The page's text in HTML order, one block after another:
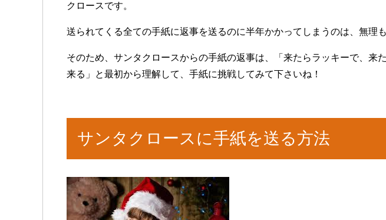
クロースです。
送られてくる全ての手紙に返事を送るのに半年かかってしまうのは、無理
そのため、サンタクロースからの手紙の返事は、「来たらラッキーで、来
来る」と最初から理解して、手紙に挑戦してみて下さいね！
サンタクロースに手紙を送る方法